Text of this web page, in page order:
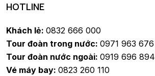
HOTLINE
Khách lẻ: 0832 666 000
Tour đoàn trong nước: 0971 963 676
Tour đoàn nước ngoài: 0919 696 894
Vé máy bay: 0823 260 110